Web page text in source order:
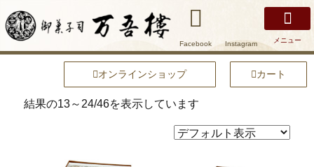
Facebook Instagram メニュー
オンラインショップ カート
結果の13～24/46を表示しています